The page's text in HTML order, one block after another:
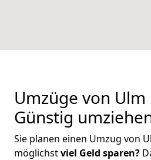
Umzüge von
Günstig
Sie planen einen Umzug von
möglichstviel Geld sparen?